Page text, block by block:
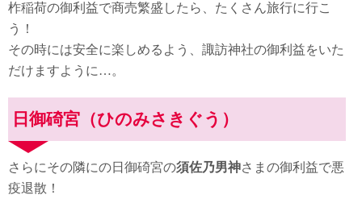
柞稲荷の御利益で商売繁盛したら、たくさん旅行に行こ
う！
その時には安全に楽しめるよう、諏訪神社の御利益をいた
だけますように…。
日御碕宮（ひのみさきぐう）
さらにその隣にの日御碕宮の須佐乃男神さまの御利益で悪
疫退散！